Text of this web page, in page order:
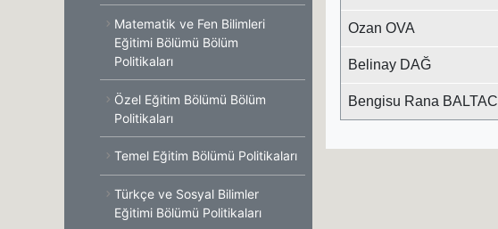
Matematik ve Fen Bilimleri
Eğitimi Bölümü Bölüm
Politikaları
Özel Eğitim Bölümü Bölüm
Politikaları
Temel Eğitim Bölümü Politikaları
Türkçe ve Sosyal Bilimler
Eğitimi Bölümü Politikaları
Ozan OVA
Belinay DAĞ
Bengisu Rana BALTACI